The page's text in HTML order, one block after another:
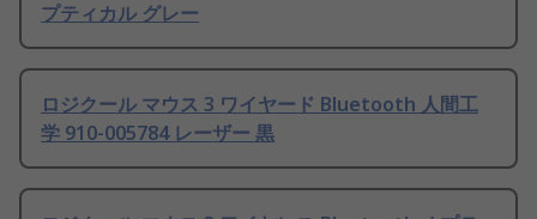
プティカル グレー
ロジクール マウス 3 ワイヤード Bluetooth 人間工
学 910-005784 レーザー 黒